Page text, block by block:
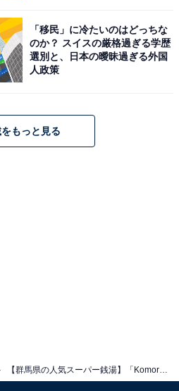
？ 泊まれる？
橘町下箱田605-5
トラン12:00～21:00
「移民」に冷たいのはどっちな
のか？ スイスの厳格過ぎる学歴
選別と、日本の曖昧過ぎる外国
人政策
もっと見る